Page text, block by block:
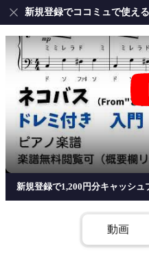
新規登録でココミュで使え
新規登録で1,200円分キャッシュ
動画